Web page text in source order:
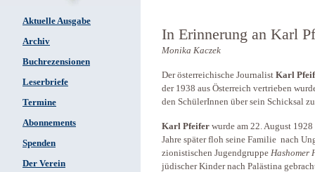
Aktuelle Ausgabe
Archiv
Buchrezensionen
Leserbriefe
Termine
Abonnements
Spenden
Der Verein
In Erinnerung an Karl
Monika Kaczek
Der österreichische Journalist Karl
der 1938 aus Österreich vertrieben
den SchülerInnen über sein Schicksal
Karl Pfeifer wurde am 22. August
Jahre später floh seine Familie nach
zionistischen Jugendgruppe Hashomer
jüdischer Kinder nach Palästina